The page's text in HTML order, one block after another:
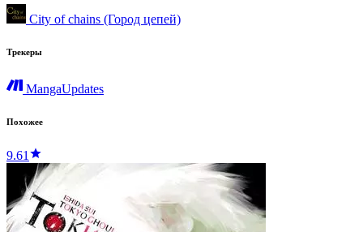
City of chains (Город цепей)
Трекеры
MangaUpdates
Похожее
9.61